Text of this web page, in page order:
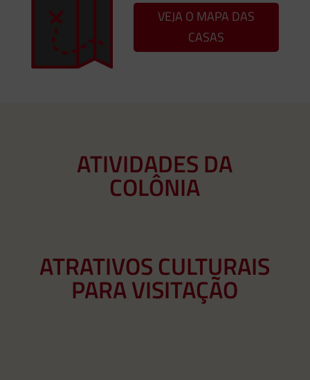
VEJA O MAPA DAS
CASAS
ATIVIDADES DA
COLÔNIA
ATRATIVOS CULTURAIS
PARA VISITAÇÃO